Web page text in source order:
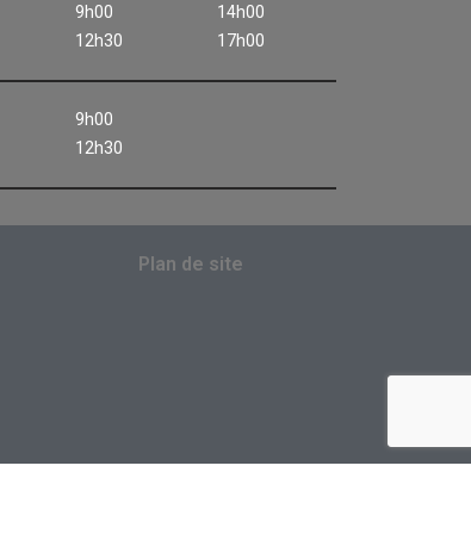
9h00
12h30
14h00
17h00
9h00
12h30
Plan de site